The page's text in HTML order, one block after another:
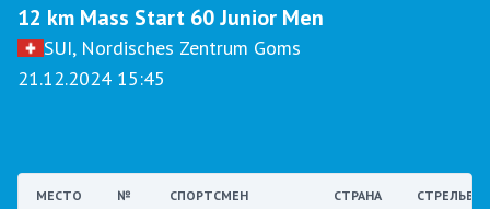
12 km Mass Start 60 Junior Men
SUI, Nordisches Zentrum Goms
21.12.2024 15:45
МЕСТО № СПОРТСМЕН СТРАНА СТРЕЛЬБА